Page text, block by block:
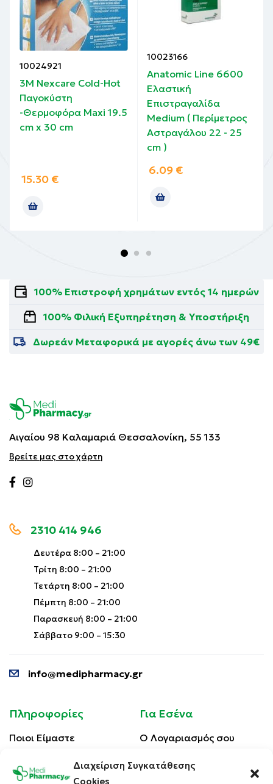
Διαχείριση Συγκατάθεσης
Cookies
10024921
3M Nexcare Cold-Hot
Παγοκύστη
-Θερμοφόρα Maxi 19.5
cm x 30 cm
15.30 €
10023166
Anatomic Line 6600
Ελαστική
Επιστραγαλίδα
Medium ( Περίμετρος
Αστραγάλου 22 - 25
cm )
6.09 €
100% Επιστροφή χρημάτων εντός 14 ημερών
100% Φιλική Εξυπηρέτηση & Υποστήριξη
Δωρεάν Μεταφορικά με αγορές άνω των 49€
Αιγαίου 98 Καλαμαριά Θεσσαλονίκη, 55 133
Βρείτε μας στο χάρτη
2310 414 946
Δευτέρα 8:00 – 21:00
Τρίτη 8:00 – 21:00
Τετάρτη 8:00 – 21:00
Πέμπτη 8:00 – 21:00
Παρασκευή 8:00 – 21:00
Σάββατο 9:00 – 15:30
info@medipharmacy.gr
Πληροφορίες
Ποιοι Είμαστε
Επικοινωνία
Για Εσένα
Ο Λογαριασμός σου